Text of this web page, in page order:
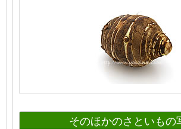
そのほかのさといもの